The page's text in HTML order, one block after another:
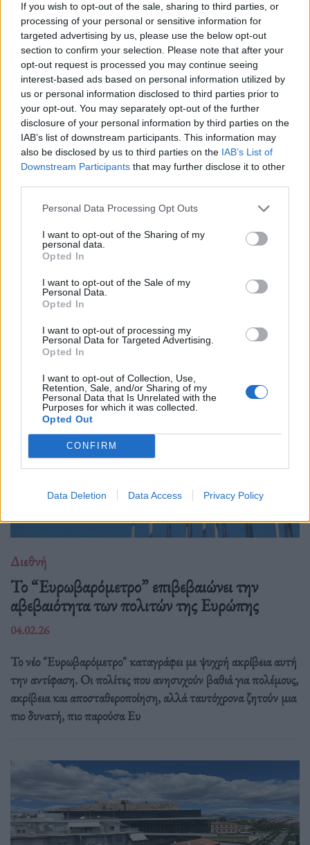
If you wish to opt-out of the sale, sharing to third parties, or
processing of your personal or sensitive information for
targeted advertising by us, please use the below opt-out
section to confirm your selection. Please note that after your
opt-out request is processed you may continue seeing
interest-based ads based on personal information utilized by
us or personal information disclosed to third parties prior to
your opt-out. You may separately opt-out of the further
disclosure of your personal information by third parties on the
IAB’s list of downstream participants. This information may
also be disclosed by us to third parties on the IAB’s List of
Downstream Participants that may further disclose it to other
Personal Data Processing Opt Outs
I want to opt-out of the Sharing of my
personal data.
Opted In
I want to opt-out of the Sale of my
Personal Data.
Opted In
I want to opt-out of processing my
Personal Data for Targeted Advertising.
Opted In
I want to opt-out of Collection, Use,
Retention, Sale, and/or Sharing of my
Personal Data that Is Unrelated with the
Purposes for which it was collected.
Opted Out
CONFIRM
Data Deletion Data Access Privacy Policy
Ο Πάπας Λέων ΙΔ’ και η εγκύκλιος για την
Τεχνητή Νοημοσύνη, τη δημοκρατία και τη
συγκέντρωση ισχύος
Στην πρώτη του εγκύκλιο "Magnifica Humanitas", ο Πάπας
καταγγείλει την ανισότητα, τον πόλεμο, τη διάβρωση της
δημοκρατίας και τη συγκέντρωση εξουσίας σε
Διεθνή
Το “Ευρωβαρόμετρο” επιβεβαιώνει την
αβεβαιότητα των πολιτών της Ευρώπης
04.02.26
Το νέο "Ευρωβαρόμετρο" καταγράφει με ψυχρή ακρίβεια αυτή
την αντίφαση. Oι πολίτες που ανησυχούν βαθιά για πολέμους,
ακρίβεια και αποσταθεροποίηση, αλλά ταυτόχρονα ζητούν μια
πιο δυνατή, πιο παρούσα Ευ